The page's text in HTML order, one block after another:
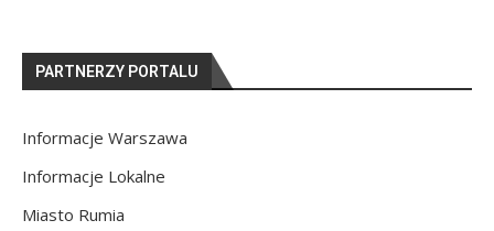
PARTNERZY PORTALU
Informacje Warszawa
Informacje Lokalne
Miasto Rumia